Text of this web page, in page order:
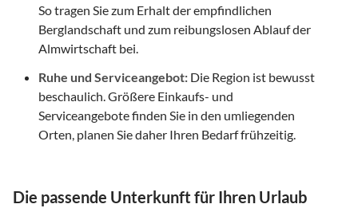
So tragen Sie zum Erhalt der empfindlichen
Berglandschaft und zum reibungslosen Ablauf der
Almwirtschaft bei.
Ruhe und Serviceangebot: Die Region ist bewusst
beschaulich. Größere Einkaufs- und
Serviceangebote finden Sie in den umliegenden
Orten, planen Sie daher Ihren Bedarf frühzeitig.
Die passende Unterkunft für Ihren Urlaub